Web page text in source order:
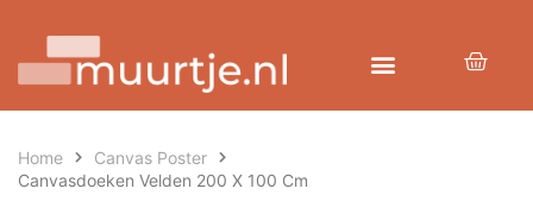
Home
Canvas Poster
Canvasdoeken Velden 200 X 100 Cm